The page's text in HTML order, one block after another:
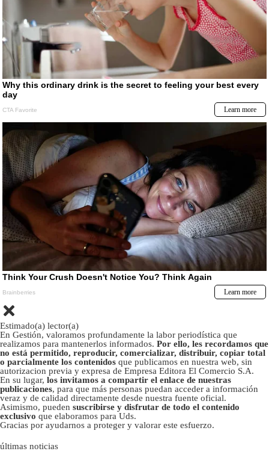
Estimado(a) lector(a)
En Gestión, valoramos profundamente la labor periodística que
realizamos para mantenerlos informados. Por ello, les recordamos que
no está permitido, reproducir, comercializar, distribuir, copiar total
o parcialmente los contenidos que publicamos en nuestra web, sin
autorizacion previa y expresa de Empresa Editora El Comercio S.A.
En su lugar, los invitamos a compartir el enlace de nuestras
publicaciones, para que más personas puedan acceder a información
veraz y de calidad directamente desde nuestra fuente oficial.
Asimismo, pueden suscribirse y disfrutar de todo el contenido
exclusivo que elaboramos para Uds.
Gracias por ayudarnos a proteger y valorar este esfuerzo.
últimas noticias